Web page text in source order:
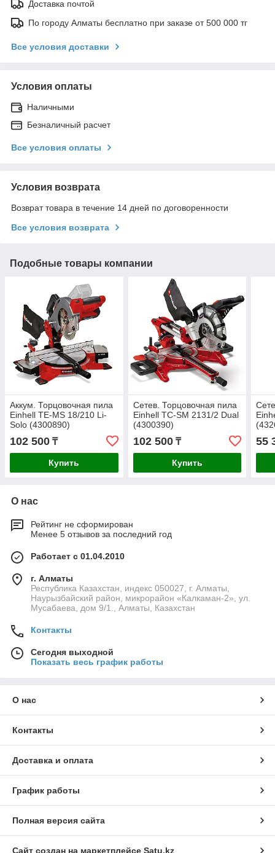
Доставка почтой
По городу Алматы бесплатно при заказе от 500 000 тг
Все условия доставки
Условия оплаты
Наличными
Безналичный расчет
Все условия оплаты
Условия возврата
Возврат товара в течение 14 дней по договоренности
Все условия возврата
Подобные товары компании
Аккум. Торцовочная пила
Einhell TE-MS 18/210 Li-
Solo (4300890)
102 500 ₸
Купить
Сетев. Торцовочная пила
Einhell TC-SM 2131/2 Dual
(4300390)
102 500₸
Купить
55
О нас
Рейтинг не сформирован
Менее 5 отзывов за последний год
Работает с 01.04.2010
г. Алматы
Республика Казахстан, индекс 050027, г. Алматы,
Наурызбайский район, микрорайон «Калкаман-2», ул.
Мусабаева, дом 9/1., Алматы, Казахстан
Контакты
Сегодня выходной
Показать весь график работы
О нас
Контакты
Доставка и оплата
График работы
Полная версия сайта
Сайт создан на маркетплейсе Satu.kz